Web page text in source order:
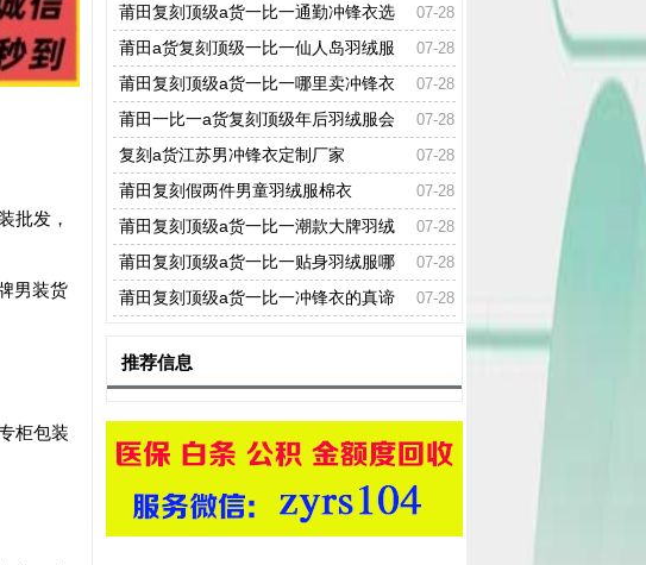
批发，
男装货
柜包装
细节 07-28
莆田复刻顶级a货一比一通勤冲锋衣选
什么系列 07-28
莆田a货复刻顶级一比一仙人岛羽绒服
质量如何 07-28
莆田复刻顶级a货一比一哪里卖冲锋衣
07-28
莆田一比一a货复刻顶级年后羽绒服会
打折吗 07-28
复刻a货江苏男冲锋衣定制厂家
07-28
莆田复刻假两件男童羽绒服棉衣
07-28
莆田复刻顶级a货一比一潮款大牌羽绒
服图片 07-28
莆田复刻顶级a货一比一贴身羽绒服哪
个最保暖 07-28
莆田复刻顶级a货一比一冲锋衣的真谛
推荐信息